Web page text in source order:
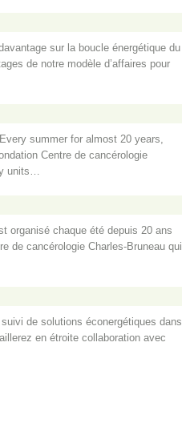
sur la boucle énergétique du
de notre modèle d’affaires pour
summer for almost 20 years,
Centre de cancérologie
units…
organisé chaque été depuis 20 ans
de cancérologie Charles-Bruneau qui
de solutions éconergétiques dans
en étroite collaboration avec